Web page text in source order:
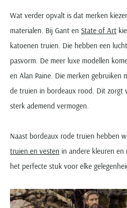
Wat verder opvalt is dat merken
materialen. Bij Gant en State of Art
katoenen truien. Die hebben een
pasvorm. De meer luxe modellen
en Alan Paine. Die merken gebruiken
de truien in bordeaux rood. Dit zorgt
sterk ademend vermogen.
Naast bordeaux rode truien hebben
truien en vesten in andere kleuren
het perfecte stuk voor elke